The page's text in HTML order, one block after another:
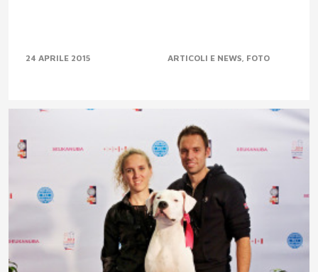
24 APRILE 2015 ARTICOLI E NEWS FOTO